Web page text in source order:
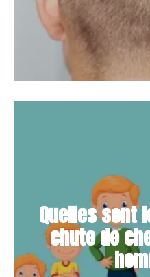
Quelles sont
chute de